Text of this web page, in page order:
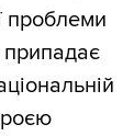
проблеми